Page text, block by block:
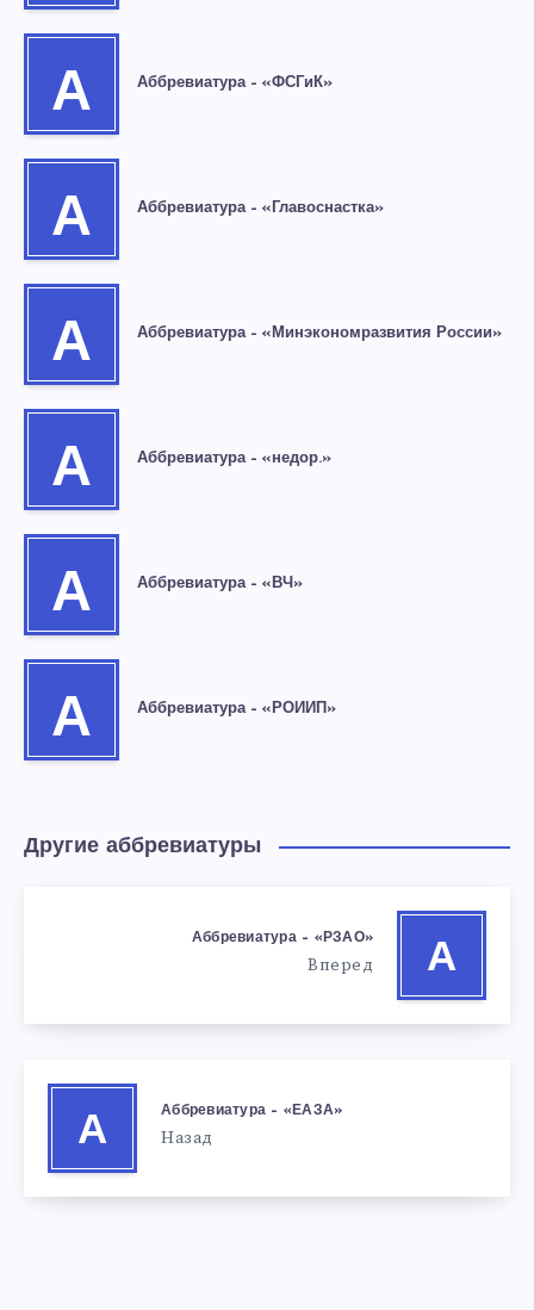
А Аббревиатура – «ФСГиК»
А Аббревиатура – «Главоснастка»
А Аббревиатура – «Минэкономразвития России»
А Аббревиатура – «недор.»
А Аббревиатура – «ВЧ»
А Аббревиатура – «РОИИП»
Другие аббревиатуры
А
Аббревиатура – «РЗАО»
Вперед
А
Аббревиатура – «ЕАЗА»
Назад